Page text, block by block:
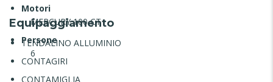
Motori
MERCURY 100 CT
Persone
6
Equipaggiamento
TENDALINO ALLUMINIO
CONTAGIRI
CONTAMIGLIA